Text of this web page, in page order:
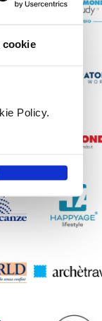
cookie
Policy.